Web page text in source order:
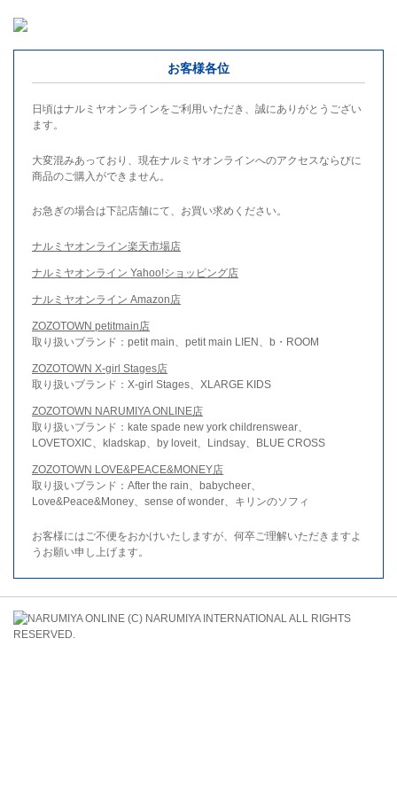
お客様各位
日頃はナルミヤオンラインをご利用いただき、誠にありがとうござい
ます。
大変混みあっており、現在ナルミヤオンラインへのアクセスならびに
商品のご購入ができません。
お急ぎの場合は下記店舗にて、お買い求めください。
ナルミヤオンライン楽天市場店
ナルミヤオンライン Yahoo!ショッピング店
ナルミヤオンライン Amazon店
ZOZOTOWN petitmain店
取り扱いブランド：petit main、petit main LIEN、b・ROOM
ZOZOTOWN X-girl Stages店
取り扱いブランド：X-girl Stages、XLARGE KIDS
ZOZOTOWN NARUMIYA ONLINE店
取り扱いブランド：kate spade new york childrenswear、
LOVETOXIC、kladskap、by loveit、Lindsay、BLUE CROSS
ZOZOTOWN LOVE&PEACE&MONEY店
取り扱いブランド：After the rain、babycheer、
Love&Peace&Money、sense of wonder、キリンのソフィ
お客様にはご不便をおかけいたしますが、何卒ご理解いただきますよ
うお願い申し上げます。